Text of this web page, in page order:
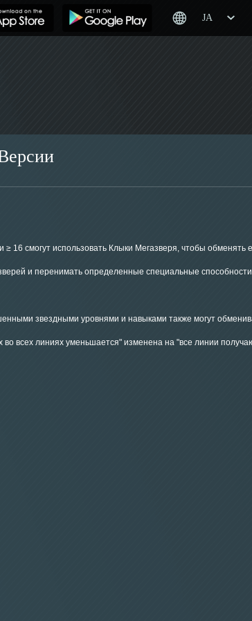
JA
смогут использовать Клыки Мегазверя, чтобы обменять
и перенимать определенные специальные
звездными уровнями и навыками также могут
всех линиях уменьшается" изменена на "все линии